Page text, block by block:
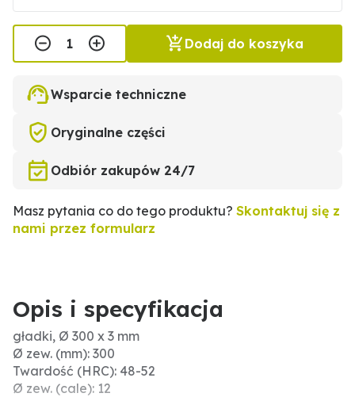
Dodaj do koszyka
Wsparcie techniczne
Oryginalne części
Odbiór zakupów 24/7
Masz pytania co do tego produktu? Skontaktuj się z
nami przez formularz
Opis i specyfikacja
gładki, Ø 300 x 3 mm
Ø zew. (mm): 300
Twardość (HRC): 48-52
Ø zew. (cale): 12